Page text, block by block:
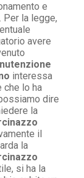
e
Per la legge,
avere
interessa
che lo ha
dire
la
il
la
si ha la